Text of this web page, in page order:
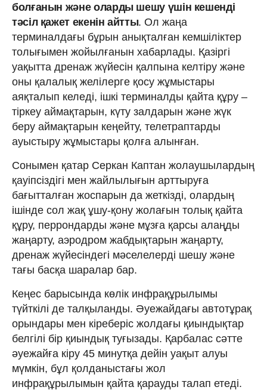
болғанын және оларды шешу үшін кешенді
тәсіл қажет екенін айтты. Ол жаңа
терминалдағы бұрын анықталған кемшіліктер
толығымен жойылғанын хабарлады. Қазіргі
уақытта дренаж жүйесін қалпына келтіру және
оны қалалық желілерге қосу жұмыстары
аяқталып келеді, ішкі терминалды қайта құру –
тіркеу аймақтарын, күту залдарын және жүк
беру аймақтарын кеңейту, телетраптарды
ауыстыру жұмыстары қолға алынған.
Сонымен қатар Серкан Каптан жолаушылардың
қауіпсіздігі мен жайлылығын арттыруға
бағытталған жоспарын да жеткізді, олардың
ішінде сол жақ ұшу-қону жолағын толық қайта
құру, перрондарды және мұзға қарсы алаңды
жаңарту, аэродром жабдықтарын жаңарту,
дренаж жүйесіндегі мәселелерді шешу және
тағы басқа шаралар бар.
Кеңес барысында көлік инфрақұрылымы
түйткілі де талқыланды. Әуежайдағы автотұрақ
орындары мен кіреберіс жолдағы қиындықтар
белгілі бір қиындық туғызады. Қарбалас сәтте
әуежайға кіру 45 минутқа дейін уақыт алуы
мүмкін, бұл қолданыстағы жол
инфрақұрылымын қайта қарауды талап етеді.